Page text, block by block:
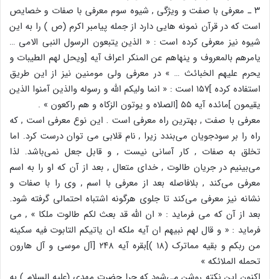
۳ ـ معرفی با صفت و ویژگی , شیوه سوم معرفی با صفات و خصایص
است که در قرآن نمونه هایی دارد از جمله پیامبر اکرم (ص ) را به این
شیوه نیز معرفی کرده است : « الذین یتبعون الرسول النبی الامی …
یامرهم بالمعروف و ینهاهم عن المنکر اعراف آیه [ویحل لهم الطیبات و
یحرم علیهم الخبائث … » در معرفی ولی مومنین نیز از این طریق
استفاده کرده ]۱۵۷ است : « انما ولیکم الله و رسوله والذین آمنوا الذین
یقیمون ]مائده آیه ۵۵ [الصلاه و یوتون الزکاه و هم راکعون » .
معرفی با صفت , بهترین راه معرفی است . این نوع معرفی است , که
راه را بر سودجویان می‌بندد زیرا , نام قلابی می توان درست کرد. اما
تخلق به صفات , کار آسانی نیست , و قابل جعل نمی‌باشد. لذا
می‌بینیم در جریان طالوت , خدای متعال , بعد از آن که او را به اسم
معرفی می‌کند , بلافاصله بعد از معرفی با اسم , وی را با صفات و
نشانه نیز معرفی می‌کند تا جلوی هرگونه اشتباه احتمالی گرفته شود.
بعد از آن که می فرماید : « ان الله قد بعث لکم طالوت ملکا » , می
فرماید : « و قال لهم نبیهم ان آیه ملکه ان یاتیکم التابوت فیه سکینه
من ربکم و بقیه مماترک (۱۸ )]بقره آیه ۲۴۸ [آل موسی و آل هارون
تحمله الملائکه »